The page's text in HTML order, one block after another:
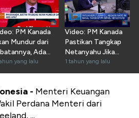
PM Kanada
Mundur dari
Ada
yang lalu
Video: PM Kanada
Pastikan Tangkap
Netanyahu Jika
Masuk Negaranya
1 tahun yang lalu
- Menteri Keuangan
Perdana Menteri dari
...